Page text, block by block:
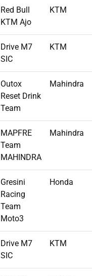
Red Bull
KTM Ajo
KTM
Drive M7
SIC
KTM
Outox
Reset Drink
Team
Mahindra
MAPFRE
Team
MAHINDRA
Mahindra
Gresini
Racing
Team
Moto3
Honda
Drive M7
SIC
KTM